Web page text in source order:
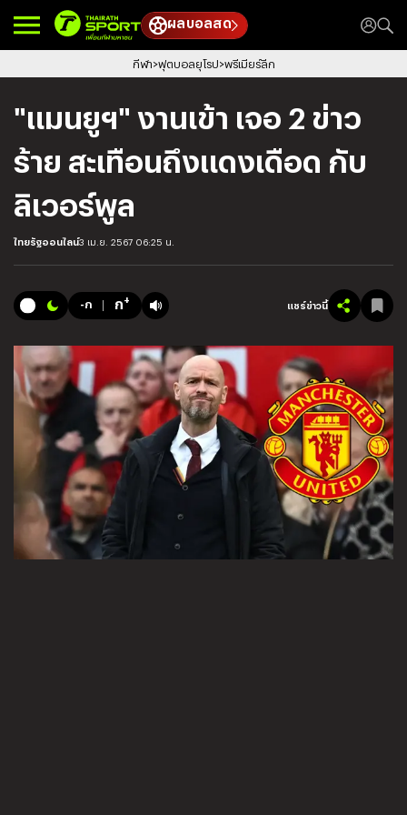
ผลบอลสด
กีฬา ฟุตบอลยุโรป พรีเมียร์ลีก
"แมนยูฯ" งานเข้า เจอ 2 ข่าว
ร้าย สะเทือนถึงแดงเดือด กับ
ลิเวอร์พูล
ไทยรัฐออนไลน์3 เม.ย. 2567 06:25 น.
-ก ก+ แชร์ข่าวนี้